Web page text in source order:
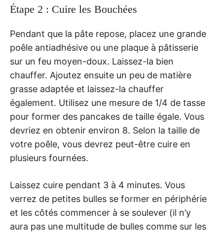
Étape 2 : Cuire les Bouchées
Pendant que la pâte repose, placez une grande
poêle antiadhésive ou une plaque à pâtisserie
sur un feu moyen-doux. Laissez-la bien
chauffer. Ajoutez ensuite un peu de matière
grasse adaptée et laissez-la chauffer
également. Utilisez une mesure de 1/4 de tasse
pour former des pancakes de taille égale. Vous
devriez en obtenir environ 8. Selon la taille de
votre poêle, vous devrez peut-être cuire en
plusieurs fournées.
Laissez cuire pendant 3 à 4 minutes. Vous
verrez de petites bulles se former en périphérie
et les côtés commencer à se soulever (il n’y
aura pas une multitude de bulles comme sur les